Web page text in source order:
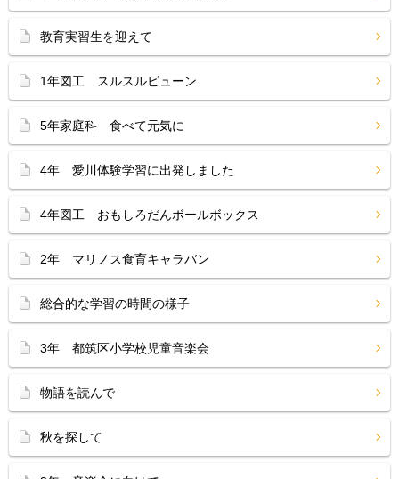
教育実習生を迎えて
1年図工 スルスルビューン
5年家庭科 食べて元気に
4年 愛川体験学習に出発しました
4年図工 おもしろだんボールボックス
2年 マリノス食育キャラバン
総合的な学習の時間の様子
3年 都筑区小学校児童音楽会
物語を読んで
秋を探して